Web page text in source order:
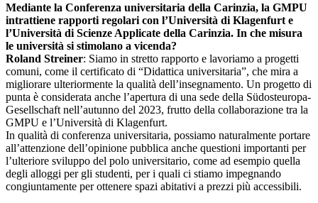
Mediante la Conferenza universitaria della Carinzia, la GMPU
intrattiene rapporti regolari con l’Università di Klagenfurt e
l’Università di Scienze Applicate della Carinzia. In che misura
le università si stimolano a vicenda?
Roland Streiner: Siamo in stretto rapporto e lavoriamo a progetti
comuni, come il certificato di “Didattica universitaria”, che mira a
migliorare ulteriormente la qualità dell’insegnamento. Un progetto di
punta è considerata anche l’apertura di una sede della Südosteuropa-
Gesellschaft nell’autunno del 2023, frutto della collaborazione tra la
GMPU e l’Università di Klagenfurt.
In qualità di conferenza universitaria, possiamo naturalmente portare
all’attenzione dell’opinione pubblica anche questioni importanti per
l’ulteriore sviluppo del polo universitario, come ad esempio quella
degli alloggi per gli studenti, per i quali ci stiamo impegnando
congiuntamente per ottenere spazi abitativi a prezzi più accessibili.